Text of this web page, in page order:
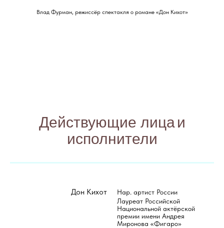
Влад Фурман, режиссёр спектакля о романе «Дон Кихот»
Действующие лица и
исполнители
Дон Кихот
Нар. артист России
Лауреат Российской
Национальной актёрской
премии имени Андрея
Миронова «Фигаро»